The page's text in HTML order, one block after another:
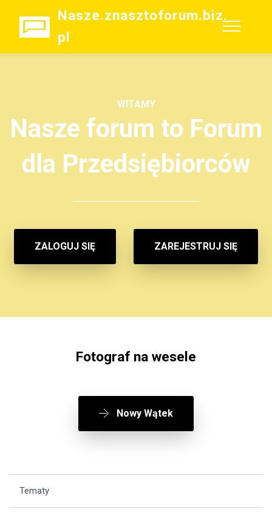
Nasze.znasztoforum.biz.
pl
WITAMY
Nasze forum to Forum
dla Przedsiębiorców
ZALOGUJ SIĘ ZAREJESTRUJ SIĘ
Fotograf na wesele
Nowy Wątek
Tematy